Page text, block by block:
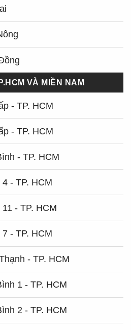
VÀ MIỀN NAM
- TP. HCM
- TP. HCM
- TP. HCM
- TP. HCM
- TP. HCM
- TP. HCM
- TP. HCM
1 - TP. HCM
2 - TP. HCM